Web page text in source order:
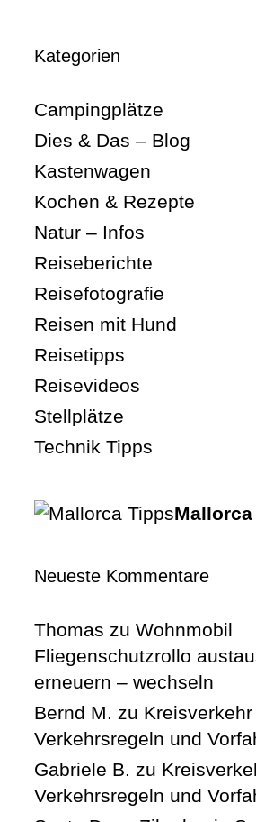
Kategorien
Campingplätze
Dies & Das – Blog
Kastenwagen
Kochen & Rezepte
Natur – Infos
Reiseberichte
Reisefotografie
Reisen mit Hund
Reisetipps
Reisevideos
Stellplätze
Technik Tipps
Neueste Kommentare
Thomas zu Wohnmobil
Fliegenschutzrollo
erneuern – wechseln
Bernd M. zu
Verkehrsregeln und
Gabriele B. zu
Verkehrsregeln und